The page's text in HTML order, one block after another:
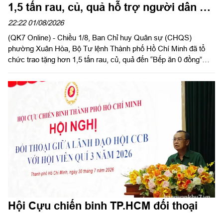
1,5 tấn rau, củ, quả hỗ trợ người dân có
hoàn cảnh khó khăn
22:22 01/08/2026
(QK7 Online) - Chiều 1/8, Ban Chỉ huy Quân sự (CHQS)
phường Xuân Hòa, Bộ Tư lệnh Thành phố Hồ Chí Minh đã tổ
chức trao tặng hơn 1,5 tấn rau, củ, quả đến “Bếp ăn 0 đồng”
Thạnh Mỹ Tây và Tăng Nhơn Phú (Thành phố Hồ Chí Minh).
Hội Cựu chiến binh TP.HCM đối thoại